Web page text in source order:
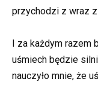
przychodzi z wraz
I za każdym razem
uśmiech będzie
nauczyło mnie, że